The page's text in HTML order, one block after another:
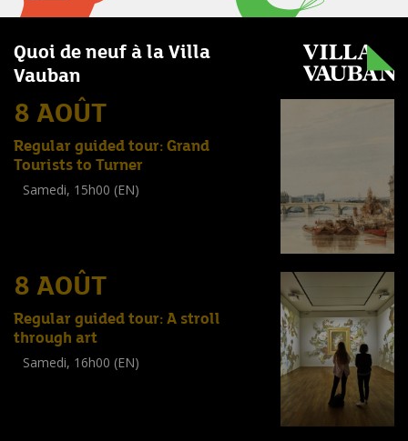
Quoi de neuf à la Villa
Vauban
8 AOÛT
Regular guided tour: Grand
Tourists to Turner
Samedi, 15h00 (EN)
8 AOÛT
Regular guided tour: A stroll
through art
Samedi, 16h00 (EN)